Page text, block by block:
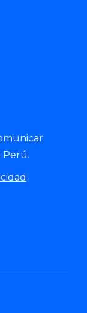
Perú.